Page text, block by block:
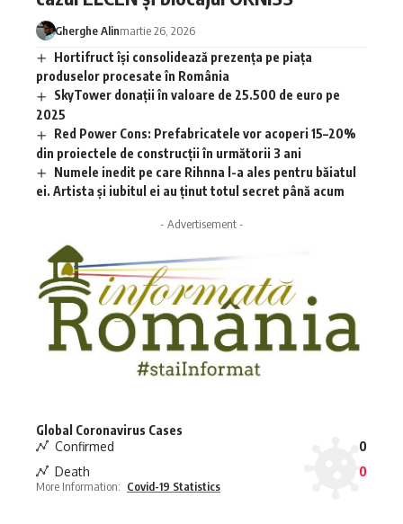
Gherghe Alinmartie 26, 2026
Hortifruct își consolidează prezența pe piața
produselor procesate în România
SkyTower donații în valoare de 25.500 de euro pe
2025
Red Power Cons: Prefabricatele vor acoperi 15–20%
din proiectele de construcții în următorii 3 ani
Numele inedit pe care Rihnna l-a ales pentru băiatul
ei. Artista și iubitul ei au ținut totul secret până acum
- Advertisement -
Global Coronavirus Cases
Confirmed
0
Death
0
More Information: Covid-19 Statistics